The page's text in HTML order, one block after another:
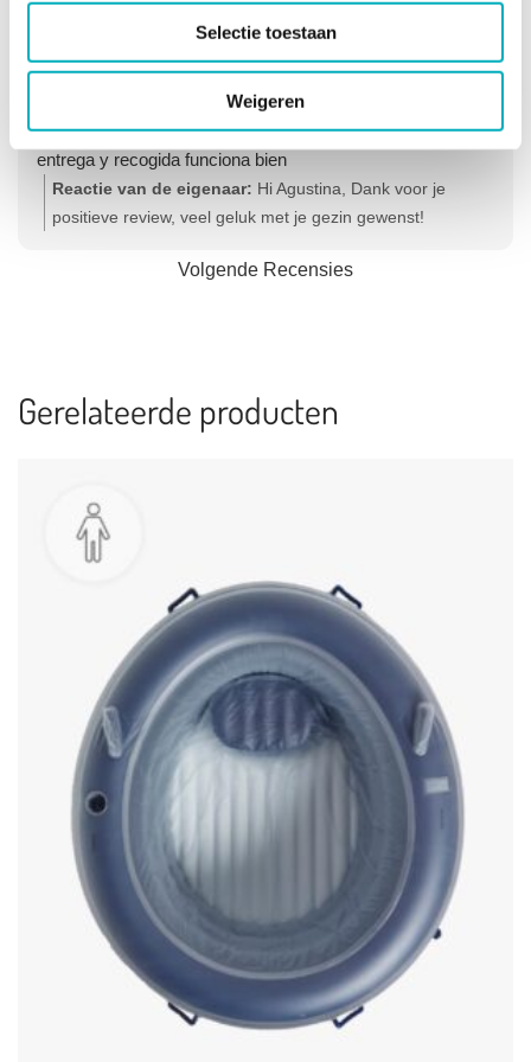
Selectie toestaan
Weigeren
Agustina Izurieta
2 maanden geleden
Excelente servicio. La pileta es muy funcional al parto. Muy
completa. Explicaciones muy claras y el servicio de
entrega y recogida funciona bien
Reactie van de eigenaar: Hi Agustina, Dank voor je
positieve review, veel geluk met je gezin gewenst!
Volgende Recensies
Gerelateerde producten